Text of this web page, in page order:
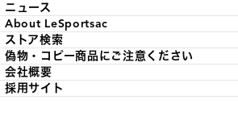
ニュース
About LeSportsac
ストア検索
偽物・コピー商品にご注意ください
会社概要
採用サイト